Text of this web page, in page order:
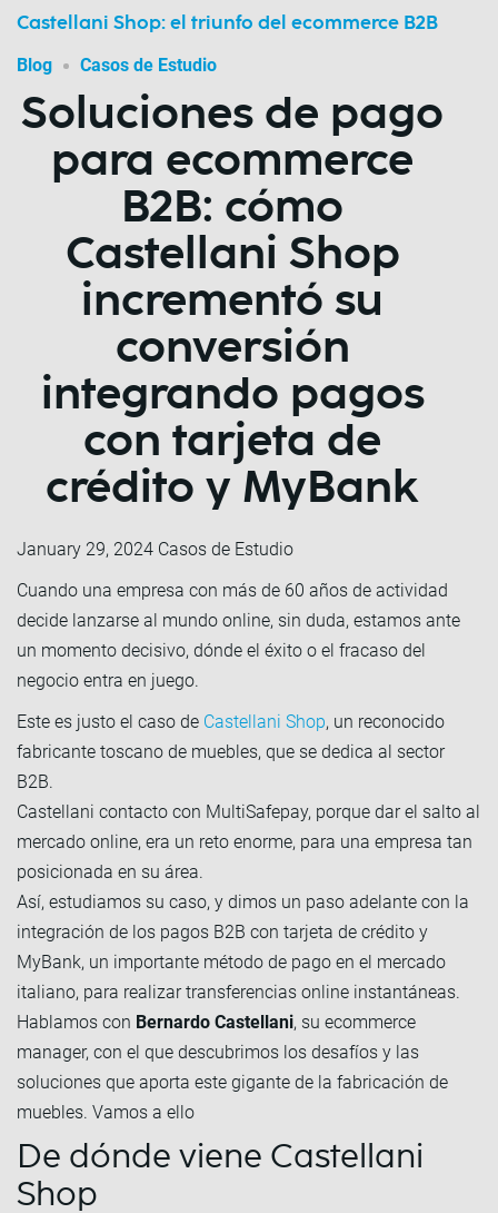
Castellani Shop: el triunfo del ecommerce B2B
Blog Casos de Estudio
Soluciones de pago
para ecommerce
B2B: cómo
Castellani Shop
incrementó su
conversión
integrando pagos
con tarjeta de
crédito y MyBank
January 29, 2024 Casos de Estudio
Cuando una empresa con más de 60 años de actividad
decide lanzarse al mundo online, sin duda, estamos ante
un momento decisivo, dónde el éxito o el fracaso del
negocio entra en juego.
Este es justo el caso de Castellani Shop, un reconocido
fabricante toscano de muebles, que se dedica al sector
B2B.
Castellani contacto con MultiSafepay, porque dar el salto al
mercado online, era un reto enorme, para una empresa tan
posicionada en su área.
Así, estudiamos su caso, y dimos un paso adelante con la
integración de los pagos B2B con tarjeta de crédito y
MyBank, un importante método de pago en el mercado
italiano, para realizar transferencias online instantáneas.
Hablamos con Bernardo Castellani, su ecommerce
manager, con el que descubrimos los desafíos y las
soluciones que aporta este gigante de la fabricación de
muebles. Vamos a ello
De dónde viene Castellani
Shop